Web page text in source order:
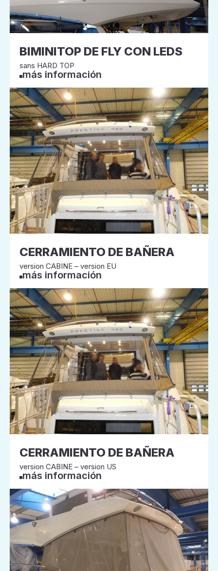
BIMINITOP DE FLY CON LEDS
sans HARD TOP
más información
CERRAMIENTO DE BAÑERA
version CABINE – version EU
más información
CERRAMIENTO DE BAÑERA
version CABINE – version US
más información